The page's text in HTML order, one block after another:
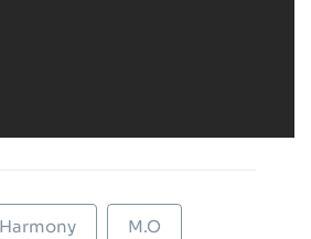
M.O